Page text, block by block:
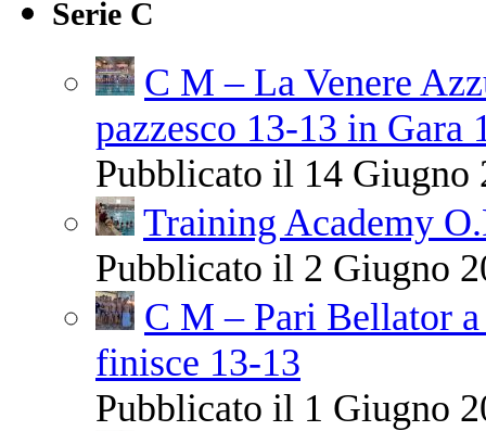
Serie C
C M – La Venere
pazzesco 13-13 in Gara
Pubblicato il 14 Giugno
Training Academy
Pubblicato il 2 Giugno
C M – Pari Bellator
finisce 13-13
Pubblicato il 1 Giugno